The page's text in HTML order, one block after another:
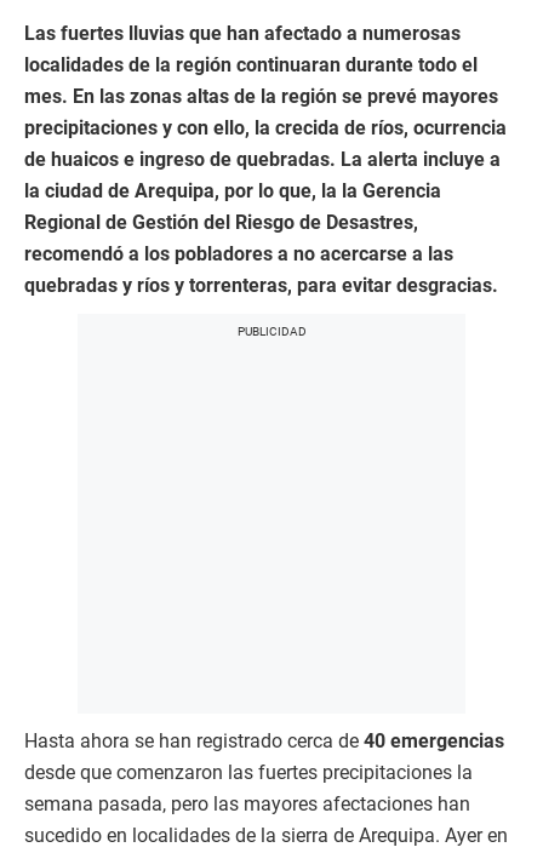
Las fuertes lluvias que han afectado a numerosas
localidades de la región continuaran durante todo el
mes. En las zonas altas de la región se prevé mayores
precipitaciones y con ello, la crecida de ríos, ocurrencia
de huaicos e ingreso de quebradas. La alerta incluye a
la ciudad de Arequipa, por lo que, la la Gerencia
Regional de Gestión del Riesgo de Desastres,
recomendó a los pobladores a no acercarse a las
quebradas y ríos y torrenteras, para evitar desgracias.
Hasta ahora se han registrado cerca de 40 emergencias
desde que comenzaron las fuertes precipitaciones la
semana pasada, pero las mayores afectaciones han
sucedido en localidades de la sierra de Arequipa. Ayer en